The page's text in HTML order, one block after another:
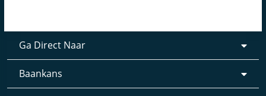
Ga Direct Naar
Baankans